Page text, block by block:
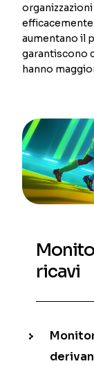
aumentano il
garantiscono
hanno
ricavi